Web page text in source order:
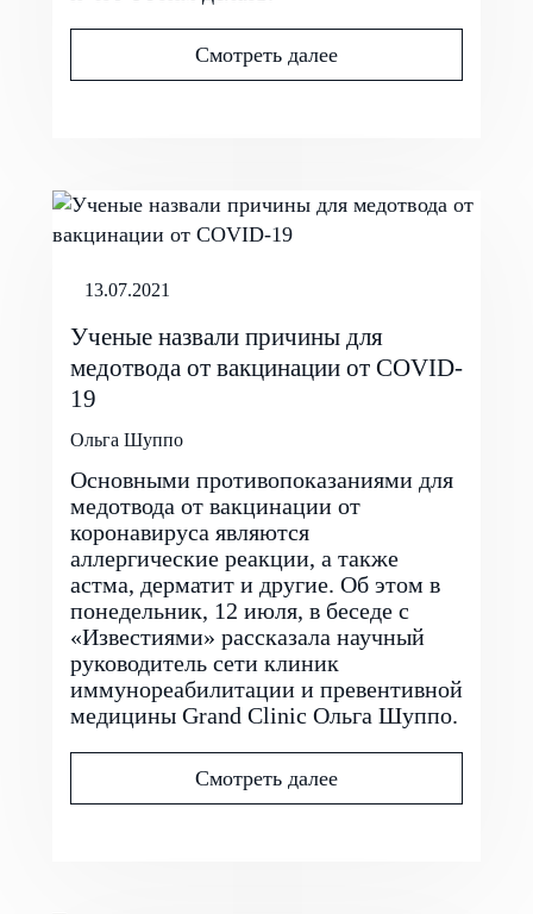
Смотреть далее
13.07.2021
Ученые назвали причины для
медотвода от вакцинации от COVID-
19
Ольга Шуппо
Основными противопоказаниями для
медотвода от вакцинации от
коронавируса являются
аллергические реакции, а также
астма, дерматит и другие. Об этом в
понедельник, 12 июля, в беседе с
«Известиями» рассказала научный
руководитель сети клиник
иммунореабилитации и превентивной
медицины Grand Clinic Ольга Шуппо.
Смотреть далее